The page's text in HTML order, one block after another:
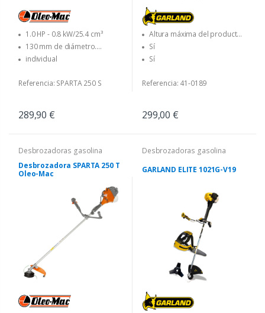
1.0 HP - 0.8 kW/25.4 cm³
130 mm de diámetro.
Cabezal Tap&Go con 2,40 mm
individual
Referencia: SPARTA 250 S
289,90 €
Altura máxima del producto
(en cm)
Sí
Sí
Referencia: 41-0189
299,00 €
Desbrozadoras gasolina
Desbrozadora SPARTA 250 T
Oleo-Mac
Desbrozadoras gasolina
GARLAND ELITE 1021G-V19